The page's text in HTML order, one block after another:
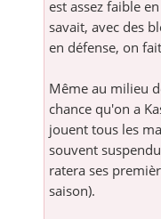
est assez faible
savait, avec des
en défense, on
Même au milieu
chance qu'on a
jouent tous les
souvent
ratera ses
saison).